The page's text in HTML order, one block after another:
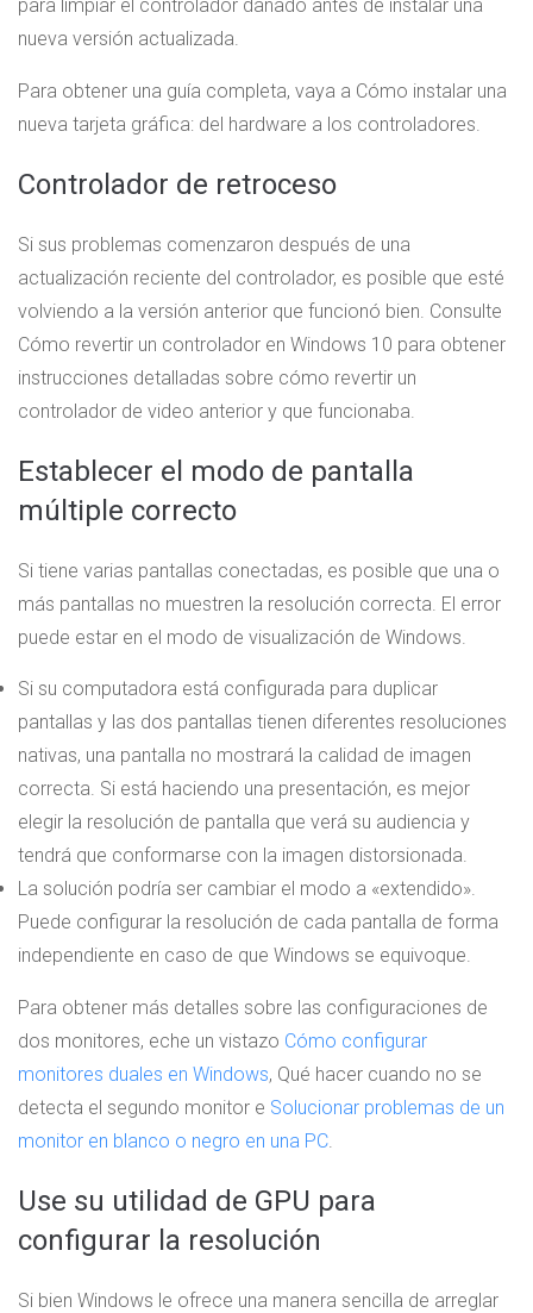
para limpiar el controlador dañado antes de instalar una
nueva versión actualizada.
Para obtener una guía completa, vaya a Cómo instalar una
nueva tarjeta gráfica: del hardware a los controladores.
Controlador de retroceso
Si sus problemas comenzaron después de una
actualización reciente del controlador, es posible que esté
volviendo a la versión anterior que funcionó bien. Consulte
Cómo revertir un controlador en Windows 10 para obtener
instrucciones detalladas sobre cómo revertir un
controlador de video anterior y que funcionaba.
Establecer el modo de pantalla
múltiple correcto
Si tiene varias pantallas conectadas, es posible que una o
más pantallas no muestren la resolución correcta. El error
puede estar en el modo de visualización de Windows.
Si su computadora está configurada para duplicar
pantallas y las dos pantallas tienen diferentes resoluciones
nativas, una pantalla no mostrará la calidad de imagen
correcta. Si está haciendo una presentación, es mejor
elegir la resolución de pantalla que verá su audiencia y
tendrá que conformarse con la imagen distorsionada.
La solución podría ser cambiar el modo a «extendido».
Puede configurar la resolución de cada pantalla de forma
independiente en caso de que Windows se equivoque.
Para obtener más detalles sobre las configuraciones de
dos monitores, eche un vistazo Cómo configurar
monitores duales en Windows, Qué hacer cuando no se
detecta el segundo monitor e Solucionar problemas de un
monitor en blanco o negro en una PC.
Use su utilidad de GPU para
configurar la resolución
Si bien Windows le ofrece una manera sencilla de arreglar